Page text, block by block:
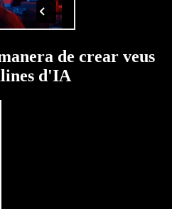
de crear veus
d'IA